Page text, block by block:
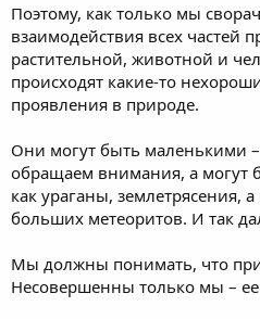
Поэтому, как только мы
взаимодействия всех частей
растительной, животной и
происходят какие-то
проявления в природе.
Они могут быть маленькими
обращаем внимания, а могут
как ураганы, землетрясения,
больших метеоритов. И так
Мы должны понимать, что
Несовершенны только мы – ее